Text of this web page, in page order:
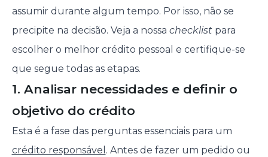
assumir durante algum tempo. Por isso, não se
precipite na decisão. Veja a nossa checklistpara
escolher o melhor crédito pessoal e certifique-se
que segue todas as etapas.
1. Analisar necessidades e definir o
objetivo do crédito
Esta é a fase das perguntas essenciais para um
crédito responsável . Antes de fazer um pedido ou